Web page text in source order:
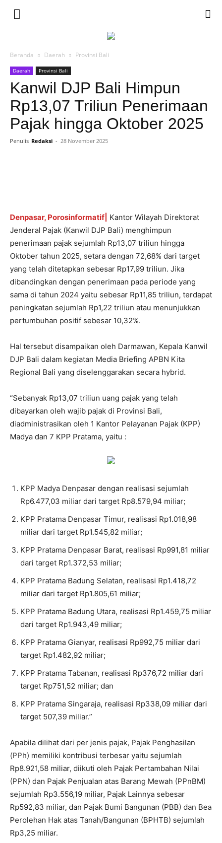
Beranda Daerah Provinsi Bali
Daerah Provinsi Bali
Kanwil DJP Bali Himpun
Rp13,07 Triliun Penerimaan
Pajak hingga Oktober 2025
Penulis Redaksi - 28 November 2025
Denpasar, Porosinformatif| Kantor Wilayah Direktorat
Jenderal Pajak (Kanwil DJP Bali) menghimpun
penerimaan pajak sejumlah Rp13,07 triliun hingga
Oktober tahun 2025, setara dengan 72,68% dari target
yang telah ditetapkan sebesar Rp17,99 triliun. Jika
dibandingkan dengan penerimaan pada periode yang
sama di tahun 2024 yaitu sebesar Rp11,85 triliun, terdapat
peningkatan sejumlah Rp1,22 triliun atau menunjukkan
pertumbuhan positif sebesar 10,32%.
Hal tersebut disampaikan oleh Darmawan, Kepala Kanwil
DJP Bali dalam kegiatan Media Briefing APBN Kita
Regional Bali yang diselenggarakan secara hybrid.
“Sebanyak Rp13,07 triliun uang pajak yang telah
dibayarkan oleh wajib pajak di Provinsi Bali,
diadministrasikan oleh 1 Kantor Pelayanan Pajak (KPP)
Madya dan 7 KPP Pratama, yaitu :
KPP Madya Denpasar dengan realisasi sejumlah
Rp6.477,03 miliar dari target Rp8.579,94 miliar;
KPP Pratama Denpasar Timur, realisasi Rp1.018,98
miliar dari target Rp1.545,82 miliar;
KPP Pratama Denpasar Barat, realisasi Rp991,81 miliar
dari target Rp1.372,53 miliar;
KPP Pratama Badung Selatan, realisasi Rp1.418,72
miliar dari target Rp1.805,61 miliar;
KPP Pratama Badung Utara, realisasi Rp1.459,75 miliar
dari target Rp1.943,49 miliar;
KPP Pratama Gianyar, realisasi Rp992,75 miliar dari
target Rp1.482,92 miliar;
KPP Pratama Tabanan, realisasi Rp376,72 miliar dari
target Rp751,52 miliar; dan
KPP Pratama Singaraja, realisasi Rp338,09 miliar dari
target 507,39 miliar.”
Apabila dilihat dari per jenis pajak, Pajak Penghasilan
(PPh) memiliki kontribusi terbesar yaitu sejumlah
Rp8.921,58 miliar, diikuti oleh Pajak Pertambahan Nilai
(PPN) dan Pajak Penjualan atas Barang Mewah (PPnBM)
sejumlah Rp3.556,19 miliar, Pajak Lainnya sebesar
Rp592,83 miliar, dan Pajak Bumi Bangunan (PBB) dan Bea
Perolehan Hak atas Tanah/Bangunan (BPHTB) sejumlah
Rp3,25 miliar.